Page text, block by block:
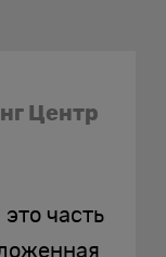
Центр
часть